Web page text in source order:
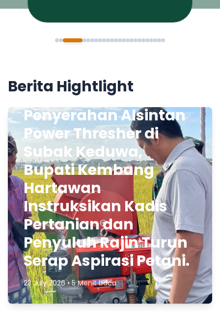
Berita Hightlight
Penyerahan Alsintan
Power Thresher di
Subak Keduwa,
Bupati Kembang
Hartawan
Instruksikan Kadis
Pertanian dan
Penyuluh Rajin Turun
Serap Aspirasi Petani.
23 July 2026 • 5 Menit baca